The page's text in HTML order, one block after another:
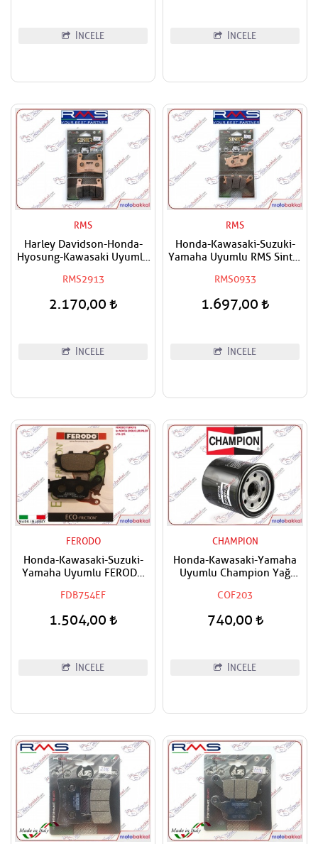
İNCELE İNCELE
RMS
Harley Davidson-Honda-
Hyosung-Kawasaki Uyumlu
Fren Balatası
RMS2913
2.170,00
İNCELE
RMS
Honda-Kawasaki-Suzuki-
Yamaha Uyumlu RMS Sinter
RMS0933
1.697,00
İNCELE
FERODO
Honda-Kawasaki-Suzuki-
Yamaha Uyumlu FERODO
FDB754EF
1.504,00
İNCELE
CHAMPION
Honda-Kawasaki-Yamaha
Uyumlu Champion Yağ
COF203
740,00
İNCELE